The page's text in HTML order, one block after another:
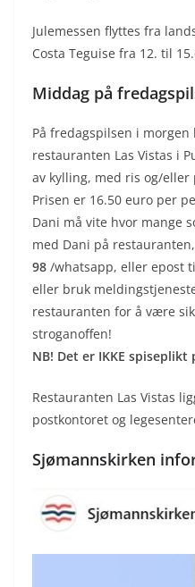
Julemessen flyttes fra
Costa Teguise fra 12. til
Middag på
På fredagspilsen i
restauranten Las Vistas i
av kylling, med ris og/eller
Prisen er 16.50 euro per
Dani må vite hvor mange
med Dani på
98 /whatsapp, eller epost
eller bruk
restauranten for å være
stroganoffen!
NB! Det er IKKE spiseplikt
Restauranten Las Vistas
postkontoret og
Sjømannskirken